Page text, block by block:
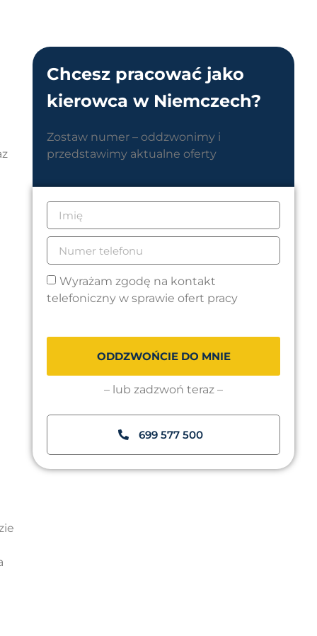
Chcesz pracować jako
kierowca w Niemczech?
Zostaw numer – oddzwonimy i
przedstawimy aktualne oferty
Wyrażam zgodę na kontakt
telefoniczny w sprawie ofert pracy
ODDZWOŃCIE DO MNIE
– lub zadzwoń teraz –
699 577 500